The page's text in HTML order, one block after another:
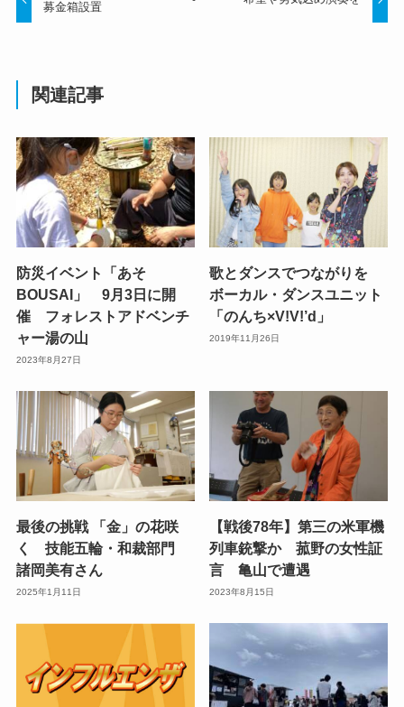
募金箱設置
関連記事
防災イベント「あそ
BOUSAI」 9月3日に開
催 フォレストアドベンチ
ャー湯の山
2023年8月27日
歌とダンスでつながりを
ボーカル・ダンスユニット
「のんち×V!V!’d」
2019年11月26日
最後の挑戦 「金」の花咲
く 技能五輪・和裁部門
諸岡美有さん
2025年1月11日
【戦後78年】第三の米軍機
列車銃撃か 菰野の女性証
言 亀山で遭遇
2023年8月15日